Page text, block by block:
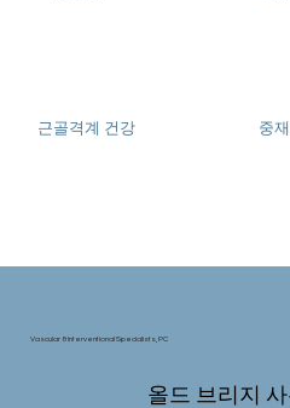
근골격계 건강 중
Vascular & Interventional Specialists, PC
올드 브리지